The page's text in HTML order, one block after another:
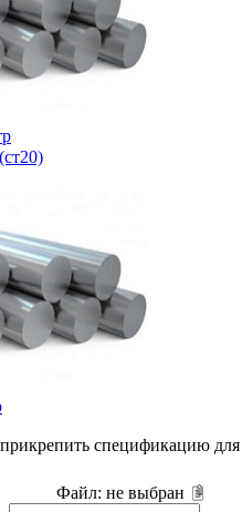
спецификацию для
Файл: не выбран